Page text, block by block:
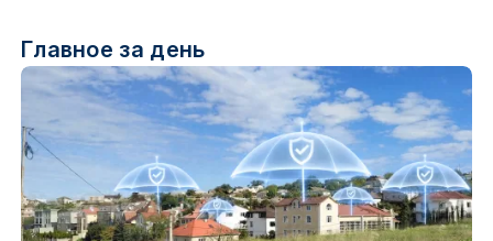
Главное за день